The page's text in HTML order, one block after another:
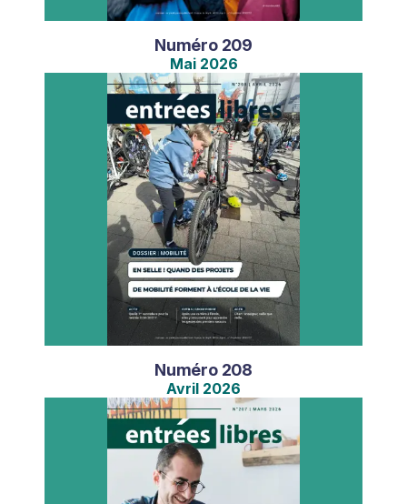
Numéro 209
Mai 2026
Numéro 208
Avril 2026